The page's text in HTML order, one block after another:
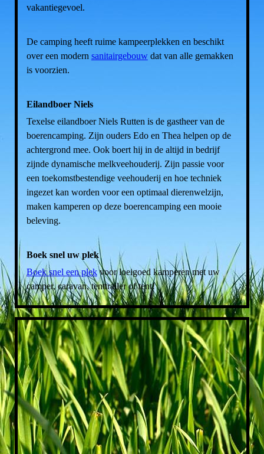
vakantiegevoel.
De camping heeft ruime kampeerplekken en beschikt
over een modern sanitairgebouwdat van alle gemakken
is voorzien.
Eilandboer Niels
Texelse eilandboer Niels Rutten is de gastheer van de
boerencamping. Zijn ouders Edo en Thea helpen op de
achtergrond mee. Ook boert hij in de altijd in bedrijf
zijnde dynamische melkveehouderij. Zijn passie voor
een toekomstbestendige veehouderij en hoe techniek
ingezet kan worden voor een optimaal dierenwelzijn,
maken kamperen op deze boerencamping een mooie
beleving.
Boek snel uw plek
Boek snel een plekvoor loeigoed kamperen met uw
camper, caravan, tenttrailer of tent!